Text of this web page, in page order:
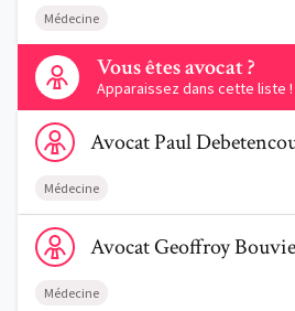
Médecine
Vous êtes avocat ?
Apparaissez dans cette liste !
Contactez-nous
Voir le profil de AvocatPaul
AvocatPaul
Médecine
Voir le profil de AvocatGeoffroy
AvocatGeoffroy
Médecine